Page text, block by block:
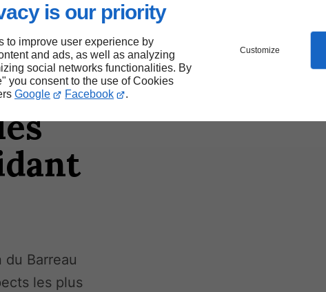
is our priority
to improve user experience by
and ads, as well as analyzing
social networks functionalities. By
you consent to the use of Cookies
Google Facebook .
Customize
du Barreau
les plus